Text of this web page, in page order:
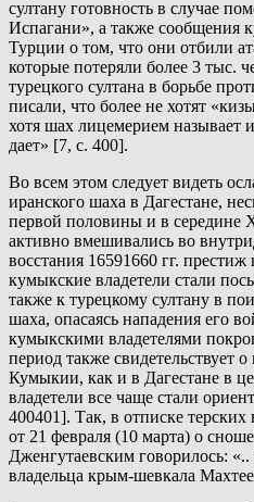
султану готовность в случае
Испагани», а также сообщения
Турции о том, что они отбили
которые потеряли более 3 тыс.
турецкого султана в борьбе
писали, что более не хотят
хотя шах лицемерием называет
дает» [7, с. 400].
Во всем этом следует видеть
иранского шаха в Дагестане,
первой половины и в середине
активно вмешивались во
восстания 16591660 гг. престиж
кумыкские владетели стали
также к турецкому султану в
шаха, опасаясь нападения его
кумыкскими владетелями
период также свидетельствует
Кумыкии, как и в Дагестане в
владетели все чаще стали
400401]. Так, в отписке
от 21 февраля (10 марта) о
Дженгутаевским говорилось:
владельца крым-шевкала